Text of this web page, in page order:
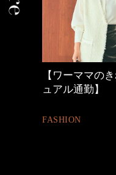
優木まおみさ
割。」
LIFESTYLE